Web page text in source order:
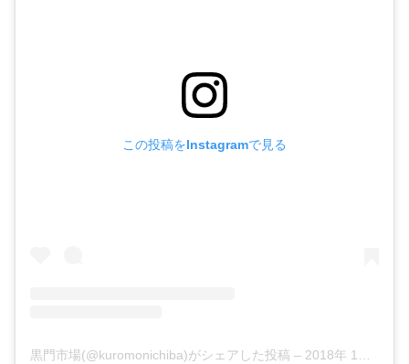
この投稿をInstagramで見る
黒門市場(@kuromonichiba)がシェアした投稿 – 2018年 1月月29日午後5時02分PST